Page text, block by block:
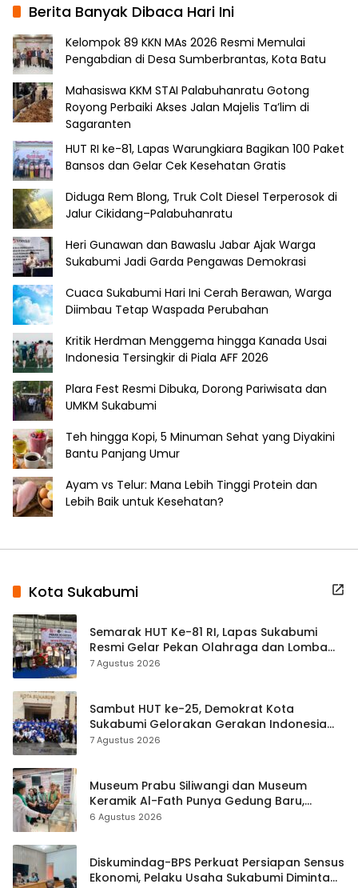
Berita Banyak Dibaca Hari Ini
Kelompok 89 KKN MAs 2026 Resmi Memulai
Pengabdian di Desa Sumberbrantas, Kota Batu
Mahasiswa KKM STAI Palabuhanratu Gotong
Royong Perbaiki Akses Jalan Majelis Ta’lim di
Sagaranten
HUT RI ke-81, Lapas Warungkiara Bagikan 100 Paket
Bansos dan Gelar Cek Kesehatan Gratis
Diduga Rem Blong, Truk Colt Diesel Terperosok di
Jalur Cikidang–Palabuhanratu
Heri Gunawan dan Bawaslu Jabar Ajak Warga
Sukabumi Jadi Garda Pengawas Demokrasi
Cuaca Sukabumi Hari Ini Cerah Berawan, Warga
Diimbau Tetap Waspada Perubahan
Kritik Herdman Menggema hingga Kanada Usai
Indonesia Tersingkir di Piala AFF 2026
Plara Fest Resmi Dibuka, Dorong Pariwisata dan
UMKM Sukabumi
Teh hingga Kopi, 5 Minuman Sehat yang Diyakini
Bantu Panjang Umur
Ayam vs Telur: Mana Lebih Tinggi Protein dan
Lebih Baik untuk Kesehatan?
Kota Sukabumi
Semarak HUT Ke-81 RI, Lapas Sukabumi
Resmi Gelar Pekan Olahraga dan Lomba
Tradisional
7 Agustus 2026
Sambut HUT ke-25, Demokrat Kota
Sukabumi Gelorakan Gerakan Indonesia
ASRI Lewat Aksi Bersih Masjid Agung
7 Agustus 2026
Museum Prabu Siliwangi dan Museum
Keramik Al-Fath Punya Gedung Baru,
Hampir 500 Koleksi Dipisahkan
6 Agustus 2026
Diskumindag-BPS Perkuat Persiapan Sensus
Ekonomi, Pelaku Usaha Sukabumi Diminta